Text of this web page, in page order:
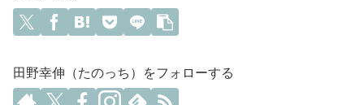
田野幸伸（たのっち）をフォローする